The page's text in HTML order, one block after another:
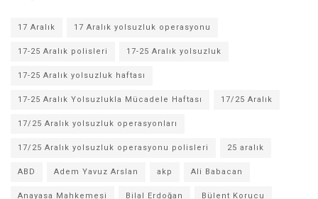
17 Aralık 17 Aralık yolsuzluk operasyonu
17-25 Aralık polisleri 17-25 Aralık yolsuzluk
17-25 Aralık yolsuzluk haftası
17-25 Aralık Yolsuzlukla Mücadele Haftası 17/25 Aralık
17/25 Aralık yolsuzluk operasyonları
17/25 Aralık yolsuzluk operasyonu polisleri 25 aralık
ABD Adem Yavuz Arslan akp Ali Babacan
Anayasa Mahkemesi Bilal Erdoğan Bülent Korucu